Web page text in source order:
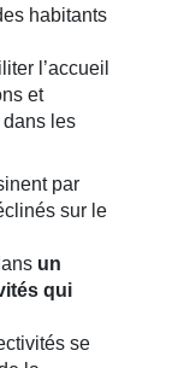
habitants
l’accueil
et
les
par
sur le
un
qui
se